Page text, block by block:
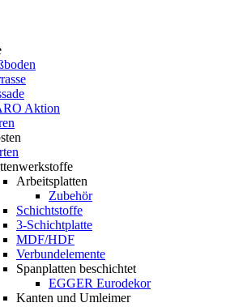
Aktion
Arbeitsplatten
Zubehör
Schichtstoffe
3-Schichtplatte
MDF/HDF
Verbundelemente
Spanplatten beschichtet
EGGER Eurodekor
Kanten und Umleimer